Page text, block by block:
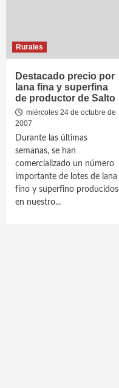
Rurales
Destacado precio por
lana fina y superfina
de productor de Salto
miércoles 24 de octubre de
2007
Durante las últimas
semanas, se han
comercializado un número
importante de lotes de lana
fino y superfino producidos
en nuestro...